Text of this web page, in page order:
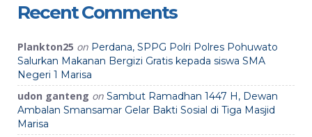
Recent Comments
Plankton25 on Perdana, SPPG Polri Polres Pohuwato
Salurkan Makanan Bergizi Gratis kepada siswa SMA
Negeri 1 Marisa
udon ganteng on Sambut Ramadhan 1447 H, Dewan
Ambalan Smansamar Gelar Bakti Sosial di Tiga Masjid
Marisa